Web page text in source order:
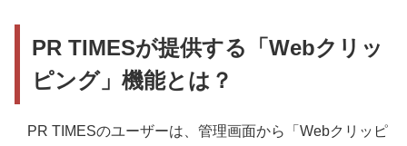
PR TIMESが提供する「Webクリッ
ピング」機能とは？
PR TIMESのユーザーは、管理画面から「Webクリッピ